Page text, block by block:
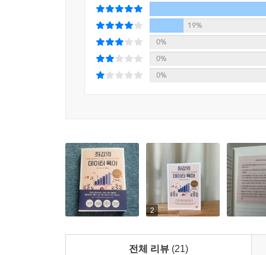
망률은 기준치의 20~60배 치솟는다. 그 이유를
면 아기가 베개에 파묻히기 쉽다. 안타깝게도 어
소파에 앉아 있다가 자기도 모르게 잠에 빠지는
이 관계에 대한 대규모 연구는 많다. 그중에서도
구원들은 덴마크의 데이터에서 예방 접종과 자폐
걸릴 가능성이 더 높다는 증거는 찾지 못했으며,
이와 유사한 연구도 많다. 일부는 의학연구소 보
증이 생길 가능성이 높은 아이들에게 초점을 맞추
유는 없다.
· 모유 수유가 아기의 아이큐를 높여 줄까?
벨라루스에서 1만 7000쌍의 엄마와 아기를 대상
영향을 미치지 않는 것으로 나타났다. 즉, 모유를
혈압, 비만에도 영향을 미치지 않는다. 하지만
장점이 있다.(137쪽)
이 시기보다 늦는다면 운동 발달 지체를 의심하고
· 말문을 일찍 튼 아이가 더 똑똑할까?
6000명의 아이를 대상으로 실시한 ‘아동 성취도
언어 발달이 늦어졌지만 그 이후에는 대부분 정
19%
0%
0%
0%
2
전체 리뷰 (21)